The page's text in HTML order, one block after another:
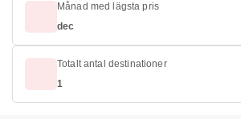
Månad med lägsta pris
dec
Totalt antal destinationer
1